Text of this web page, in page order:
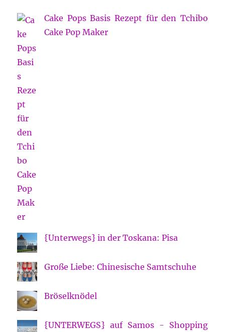
Cake Pops Basis Rezept für den Tchibo
Cake Pop Maker
{Unterwegs} in der Toskana: Pisa
Große Liebe: Chinesische Samtschuhe
Bröselknödel
{UNTERWEGS} auf Samos - Shopping